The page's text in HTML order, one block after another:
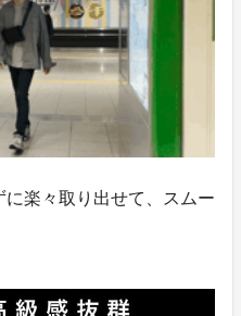
楽々取り出せて、スムー